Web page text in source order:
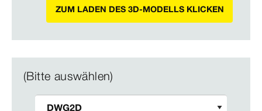
ZUM LADEN DES 3D-MODELLS KLICKEN
(Bitte auswählen)